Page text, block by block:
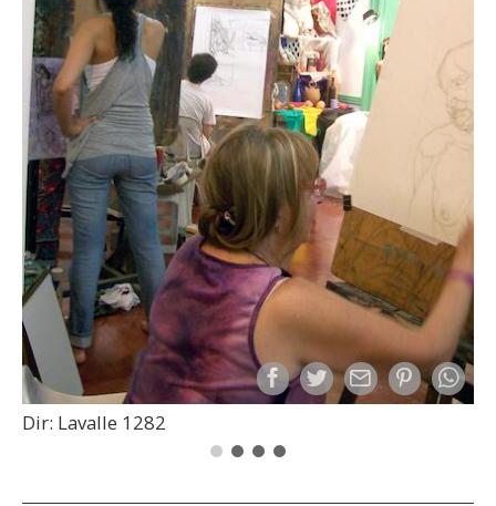
Dir: Lavalle 1282